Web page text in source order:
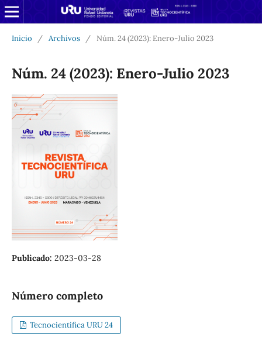
Inicio / Archivos / Núm. 24 (2023): Enero-Julio 2023
Núm. 24 (2023): Enero-Julio 2023
Publicado: 2023-03-28
Número completo
Tecnocientifica URU 24